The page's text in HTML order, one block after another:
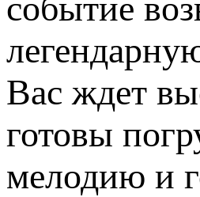
событие
Вас ждет
готовы
мелодию и